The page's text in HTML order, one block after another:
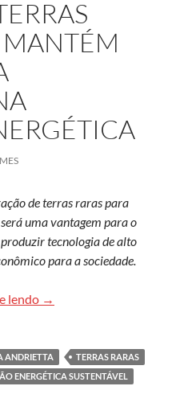
MANTÉM
de terras raras para
uma vantagem para o
tecnologia de alto
para a sociedade.
lendo Mesmo com terras
→
ANDRIETTA
TERRAS RARAS
ENERGÉTICA SUSTENTÁVEL